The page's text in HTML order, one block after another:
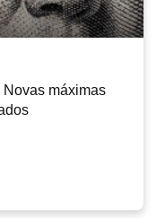
máximas